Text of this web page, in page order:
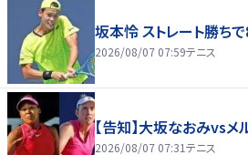
坂本怜 ストレート勝ち
2026/08/07 07:59テニス
【告知】大坂なおみvsメ
2026/08/07 07:31テニス